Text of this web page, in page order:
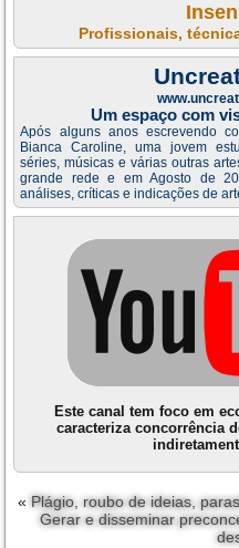
Profissionais,
Um espaço com
Após alguns anos escrevendo
Bianca Caroline, uma jovem
séries, músicas e várias outras
grande rede e em Agosto de
análises, críticas e indicações de
Este canal tem foco em
caracteriza concorrência
« Plágio, roubo de ideias,
Gerar e disseminar